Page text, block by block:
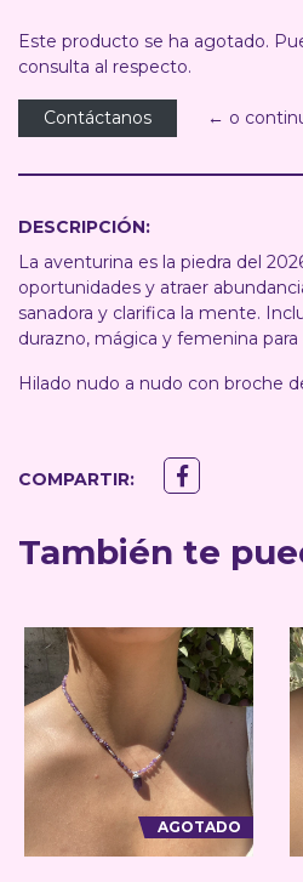
Este producto se ha agotado.
consulta al respecto.
Contáctanos ← o
DESCRIPCIÓN:
La aventurina es la piedra del
oportunidades y atraer
sanadora y clarifica la mente.
durazno, mágica y femenina
Hilado nudo a nudo con broche
COMPARTIR:
También te
AGOTADO